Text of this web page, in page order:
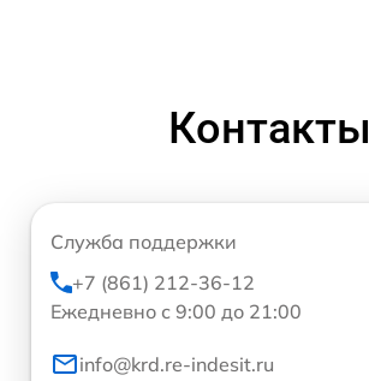
Контакты
Служба поддержки
+7 (861) 212-36-12
Ежедневно с 9:00 до 21:00
info@krd.re-indesit.ru